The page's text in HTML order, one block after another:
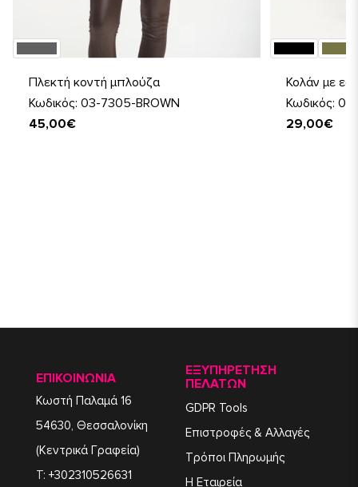
Πλεκτή κοντή μπλούζα
Κωδικός: 03-7305-BROWN
45,00€
Κολάν με
Κωδικός:
29,00€
ΕΠΙΚΟΙΝΩΝΙΑ
Κωστή Παλαμά 16
54630, Θεσσαλονίκη
(Κεντρικά Γραφεία)
T: +302310526631
ΕΞΥΠΗΡΈΤΗΣΗ
ΠΕΛΑΤΏΝ
GDPR Tools
Επιστροφές & Αλλαγές
Τρόποι Πληρωμής
Η Εταιρεία